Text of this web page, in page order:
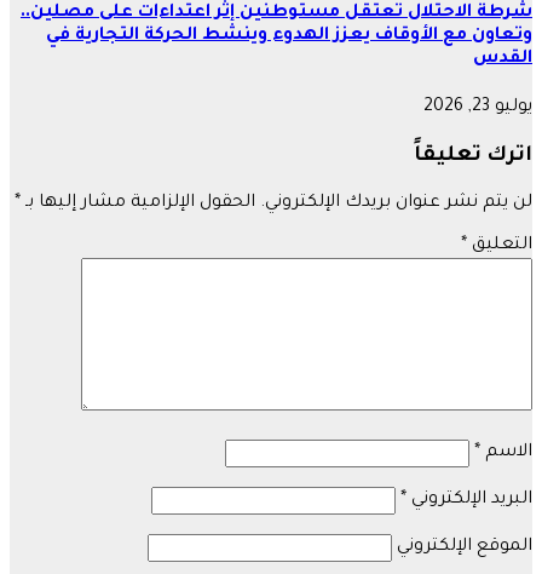
شرطة الاحتلال تعتقل مستوطنين إثر اعتداءات على مصلين..
وتعاون مع الأوقاف يعزز الهدوء وينشط الحركة التجارية في
القدس
يوليو 23, 2026
اترك تعليقاً
لن يتم نشر عنوان بريدك الإلكتروني. الحقول الإلزامية مشار إليها بـ *
التعليق *
الاسم *
البريد الإلكتروني *
الموقع الإلكتروني